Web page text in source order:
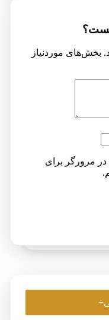
بخش‌های موردنیاز
در مرورگر برای